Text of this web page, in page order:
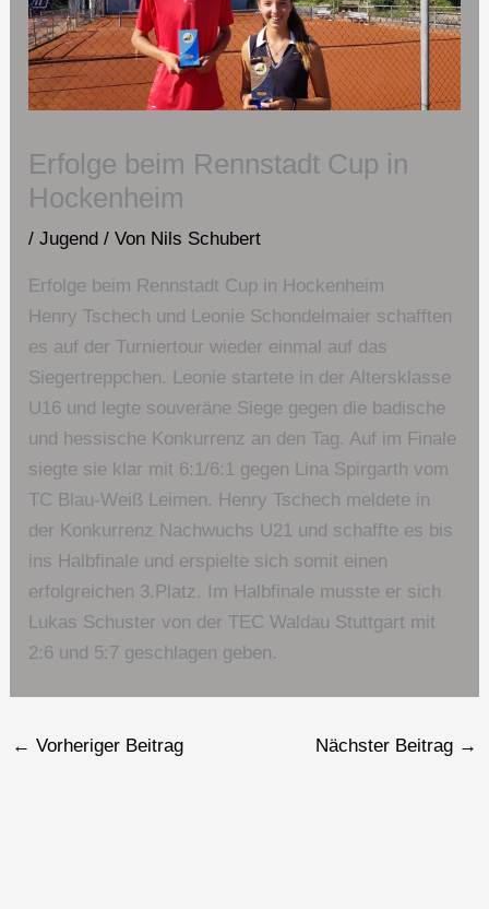
Erfolge beim Rennstadt Cup in
Hockenheim
/Jugend / Von Nils Schubert
Erfolge beim Rennstadt Cup in Hockenheim
Henry Tschech und Leonie Schondelmaier schafften
es auf der Turniertour wieder einmal auf das
Siegertreppchen. Leonie startete in der Altersklasse
U16 und legte souveräne Siege gegen die badische
und hessische Konkurrenz an den Tag. Auf im Finale
siegte sie klar mit 6:1/6:1 gegen Lina Spirgarth vom
TC Blau-Weiß Leimen. Henry Tschech meldete in
der Konkurrenz Nachwuchs U21 und schaffte es bis
ins Halbfinale und erspielte sich somit einen
erfolgreichen 3.Platz. Im Halbfinale musste er sich
Lukas Schuster von der TEC Waldau Stuttgart mit
2:6 und 5:7 geschlagen geben.
← Vorheriger Beitrag Nächster Beitrag →